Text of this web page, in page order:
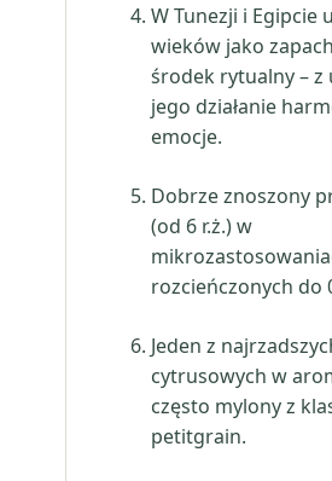
W Tunezji i Egipcie
wieków jako
środek rytualny – z
jego działanie
emocje.
Dobrze znoszony
(od 6 r.ż.) w
rozcieńczonych do
Jeden z
cytrusowych w
często mylony z
petitgrain.